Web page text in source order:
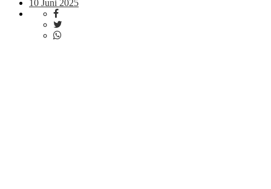
10 Juni 2025